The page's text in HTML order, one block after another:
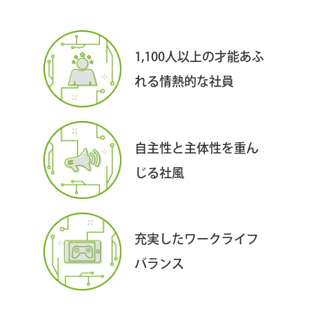
1,100人以上の才能あふ
れる情熱的な社員
自主性と主体性を重ん
じる社風
充実したワークライフ
バランス